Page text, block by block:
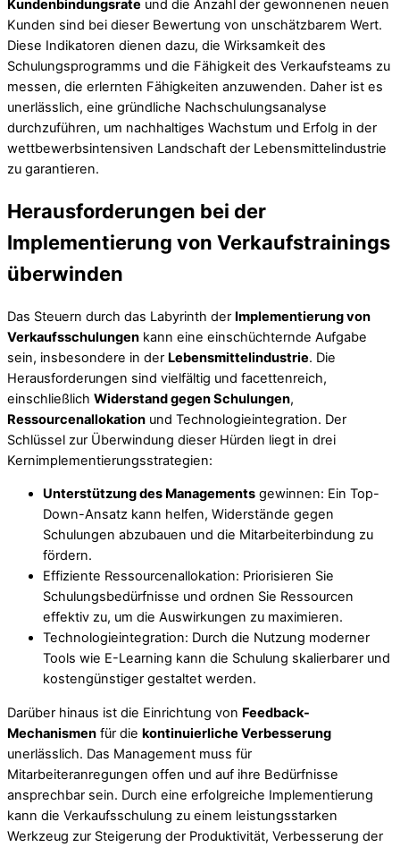
Kundenbindungsrate und die Anzahl der gewonnenen neuen
Kunden sind bei dieser Bewertung von unschätzbarem Wert.
Diese Indikatoren dienen dazu, die Wirksamkeit des
Schulungsprogramms und die Fähigkeit des Verkaufsteams zu
messen, die erlernten Fähigkeiten anzuwenden. Daher ist es
unerlässlich, eine gründliche Nachschulungsanalyse
durchzuführen, um nachhaltiges Wachstum und Erfolg in der
wettbewerbsintensiven Landschaft der Lebensmittelindustrie
zu garantieren.
Herausforderungen bei der
Implementierung von Verkaufstrainings
überwinden
Das Steuern durch das Labyrinth der Implementierung von
Verkaufsschulungen kann eine einschüchternde Aufgabe
sein, insbesondere in der Lebensmittelindustrie. Die
Herausforderungen sind vielfältig und facettenreich,
einschließlich Widerstand gegen Schulungen,
Ressourcenallokation und Technologieintegration. Der
Schlüssel zur Überwindung dieser Hürden liegt in drei
Kernimplementierungsstrategien:
Unterstützung des Managements gewinnen: Ein Top-
Down-Ansatz kann helfen, Widerstände gegen
Schulungen abzubauen und die Mitarbeiterbindung zu
fördern.
Effiziente Ressourcenallokation: Priorisieren Sie
Schulungsbedürfnisse und ordnen Sie Ressourcen
effektiv zu, um die Auswirkungen zu maximieren.
Technologieintegration: Durch die Nutzung moderner
Tools wie E-Learning kann die Schulung skalierbarer und
kostengünstiger gestaltet werden.
Darüber hinaus ist die Einrichtung von Feedback-
Mechanismen für die kontinuierliche Verbesserung
unerlässlich. Das Management muss für
Mitarbeiteranregungen offen und auf ihre Bedürfnisse
ansprechbar sein. Durch eine erfolgreiche Implementierung
kann die Verkaufsschulung zu einem leistungsstarken
Werkzeug zur Steigerung der Produktivität, Verbesserung der